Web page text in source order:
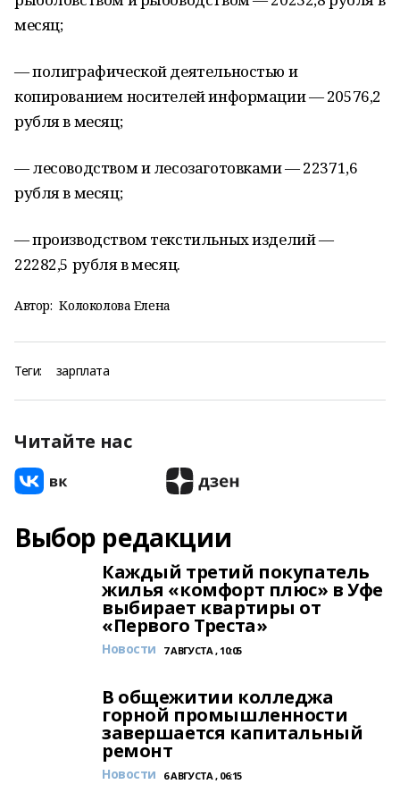
месяц;
— полиграфической деятельностью и
копированием носителей информации — 20576,2
рубля в месяц;
— лесоводством и лесозаготовками — 22371,6
рубля в месяц;
— производством текстильных изделий —
22282,5 рубля в месяц.
Автор: Колоколова Елена
Теги: зарплата
Читайте нас
Выбор редакции
Каждый третий покупатель
жилья «комфорт плюс» в Уфе
выбирает квартиры от
«Первого Треста»
Новости 7 АВГУСТА , 10:05
В общежитии колледжа
горной промышленности
завершается капитальный
ремонт
Новости 6 АВГУСТА , 06:15